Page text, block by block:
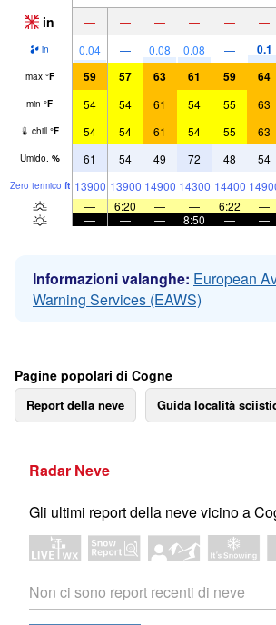
in — — — — — —
in 0.04 — 0.08 0.08 — 0.1
max °F 59 57 63 61 59 64
min °F 54 54 61 54 55 63
chill °F 54 54 61 54 55 63
Umido. % 61 54 49 72 48 54
Zero termico ft 13900 13900 14900 14300 14400
—
6:20 — — 6:22 —
—
— — 8:50 — —
Informazioni valanghe: European
Warning Services (EAWS)
Pagine popolari di Cogne
Report della neve Guida località
Radar Neve
Gli ultimi report della neve vicino a
Non ci sono report recenti di neve